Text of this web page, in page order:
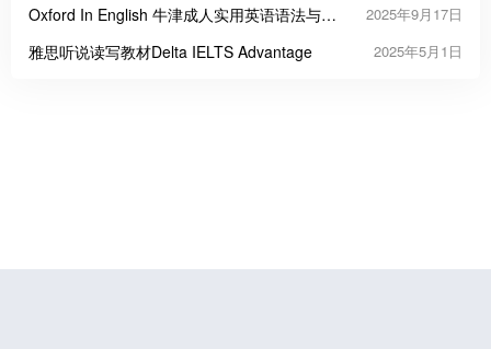
Oxford In English 牛津成人实用英语语法与词
2025年9月17日
雅思听说读写教材Delta IELTS Advantage 2025年5月1日